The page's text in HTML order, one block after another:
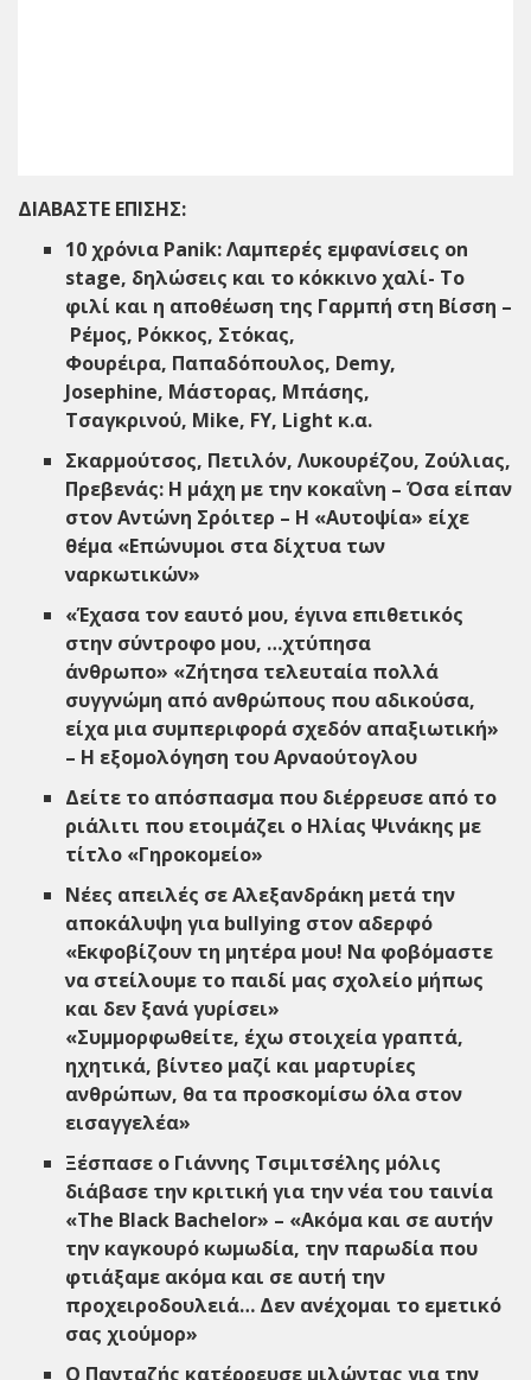
ΔΙΑΒΑΣΤΕ ΕΠΙΣΗΣ:
10 χρόνια Panik: Λαμπερές εμφανίσεις on
stage, δηλώσεις και το κόκκινο χαλί- Το
φιλί και η αποθέωση της Γαρμπή στη Βίσση –
Ρέμος, Ρόκκος, Στόκας,
Φουρέιρα, Παπαδόπουλος, Demy,
Josephine, Μάστορας, Μπάσης,
Τσαγκρινού, Mike, FY, Light κ.α.
Σκαρμούτσος, Πετιλόν, Λυκουρέζου, Ζούλιας,
Πρεβενάς: Η μάχη με την κοκαΐνη – Όσα είπαν
στον Αντώνη Σρόιτερ – Η «Αυτοψία» είχε
θέμα «Επώνυμοι στα δίχτυα των
ναρκωτικών»
«Έχασα τον εαυτό μου, έγινα επιθετικός
στην σύντροφο μου, …χτύπησα
άνθρωπο» «Ζήτησα τελευταία πολλά
συγγνώμη από ανθρώπους που αδικούσα,
είχα μια συμπεριφορά σχεδόν απαξιωτική»
– Η εξομολόγηση του Αρναούτογλου
Δείτε το απόσπασμα που διέρρευσε από το
ριάλιτι που ετοιμάζει ο Ηλίας Ψινάκης με
τίτλο «Γηροκομείο»
Νέες απειλές σε Αλεξανδράκη μετά την
αποκάλυψη για bullying στον αδερφό
«Eκφοβίζουν τη μητέρα μου! Να φοβόμαστε
να στείλουμε το παιδί μας σχολείο μήπως
και δεν ξανά γυρίσει»
«Συμμορφωθείτε, έχω στοιχεία γραπτά,
ηχητικά, βίντεο μαζί και μαρτυρίες
ανθρώπων, θα τα προσκομίσω όλα στον
εισαγγελέα»
Ξέσπασε o Γιάννης Τσιμιτσέλης μόλις
διάβασε την κριτική για την νέα του ταινία
«The Black Bachelor» – «Ακόμα και σε αυτήν
την καγκουρό κωμωδία, την παρωδία που
φτιάξαμε ακόμα και σε αυτή την
προχειροδουλειά… Δεν ανέχομαι το εμετικό
σας χιούμορ»
O Πανταζής κατέρρευσε μιλώντας για την